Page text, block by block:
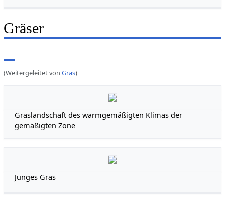
Gräser
(Weitergeleitet von Gras)
Graslandschaft des warmgemäßigten Klimas der
gemäßigten Zone
Junges Gras